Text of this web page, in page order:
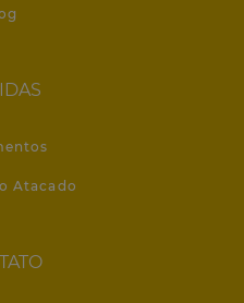
Atacado